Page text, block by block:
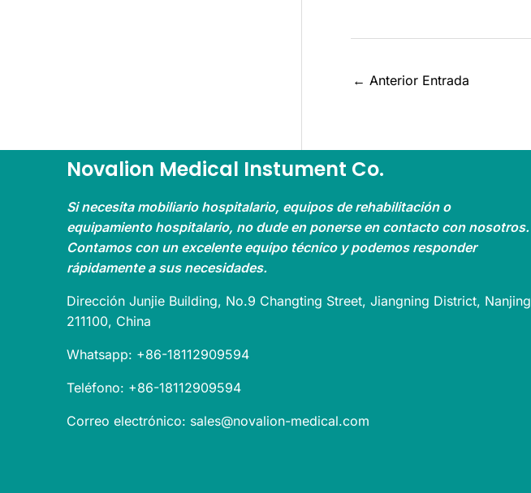
← Anterior Entrada
Novalion Medical Instument Co.
Si necesita mobiliario hospitalario, equipos de rehabilitación o
equipamiento hospitalario, no dude en ponerse en contacto con nosotros.
Contamos con un excelente equipo técnico y podemos responder
rápidamente a sus necesidades.
Dirección Junjie Building, No.9 Changting Street, Jiangning District, Nanjing
211100, China
Whatsapp: +86-18112909594
Teléfono: +86-18112909594
Correo electrónico: sales@novalion-medical.com